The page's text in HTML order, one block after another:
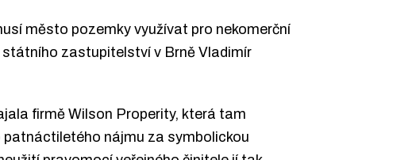
město pozemky využívat pro nekomerční
státního zastupitelství v Brně Vladimír
firmě Wilson Properity, která tam
nájmu za symbolickou